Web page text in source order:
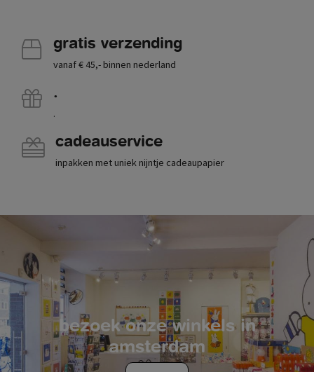
gratis verzending
vanaf € 45,- binnen nederland
.
.
cadeauservice
inpakken met uniek nijntje cadeaupapier
bezoek onze winkels in
amsterdam